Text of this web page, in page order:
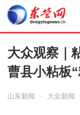
大众观察｜
曹县小粘板
山东新闻 · 大众新闻